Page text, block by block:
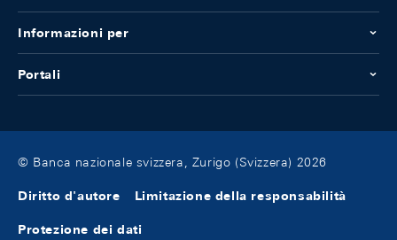
Informazioni per
Portali
© Banca nazionale svizzera, Zurigo (Svizzera) 2026
Diritto d'autore Limitazione della responsabilità
Protezione dei dati